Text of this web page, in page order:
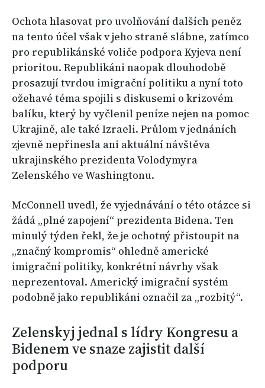
Ochota hlasovat pro uvolňování dalších peněz
na tento účel však v jeho straně slábne, zatímco
pro republikánské voliče podpora Kyjeva není
prioritou. Republikáni naopak dlouhodobě
prosazují tvrdou imigrační politiku a nyní toto
ožehavé téma spojili s diskusemi o krizovém
balíku, který by vyčlenil peníze nejen na pomoc
Ukrajině, ale také Izraeli. Průlom v jednáních
zjevně nepřinesla ani aktuální návštěva
ukrajinského prezidenta Volodymyra
Zelenského ve Washingtonu.
McConnell uvedl, že vyjednávání o této otázce si
žádá „plné zapojení“ prezidenta Bidena. Ten
minulý týden řekl, že je ochotný přistoupit na
„značný kompromis“ ohledně americké
imigrační politiky, konkrétní návrhy však
neprezentoval. Americký imigrační systém
podobně jako republikáni označil za „rozbitý“.
Zelenskyj jednal s lídry Kongresu a
Bidenem ve snaze zajistit další
podporu